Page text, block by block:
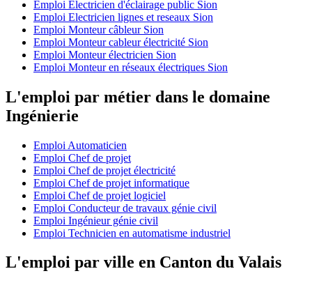
Emploi Electricien d'éclairage public Sion
Emploi Electricien lignes et reseaux Sion
Emploi Monteur câbleur Sion
Emploi Monteur cableur électricité Sion
Emploi Monteur électricien Sion
Emploi Monteur en réseaux électriques Sion
L'emploi par métier dans le domaine
Ingénierie
Emploi Automaticien
Emploi Chef de projet
Emploi Chef de projet électricité
Emploi Chef de projet informatique
Emploi Chef de projet logiciel
Emploi Conducteur de travaux génie civil
Emploi Ingénieur génie civil
Emploi Technicien en automatisme industriel
L'emploi par ville en Canton du Valais